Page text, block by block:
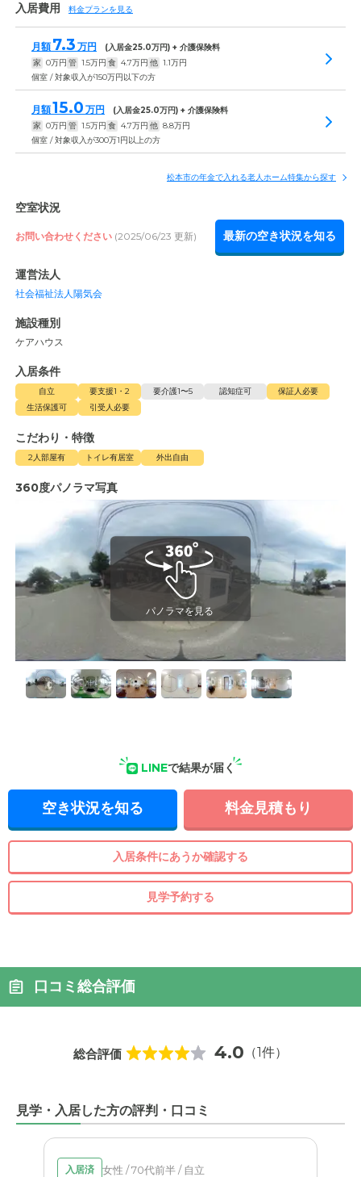
入居費用 料金プランを見る
月額 7.3 万円 (入居金25.0万円) + 介護保険料
家 0万円 管 1.5万円 食 4.7万円 他 1.1万円
個室 / 対象収入が150万円以下の方
月額15.0 万円 (入居金25.0万円) + 介護保険料
家 0万円 管 1.5万円 食 4.7万円 他 8.8万円
個室 / 対象収入が300万1円以上の方
松本市の年金で入れる老人ホーム特集から探す
空室状況
お問い合わせください (2025/06/23 更新) 最新の空き状況を知る
運営法人
社会福祉法人陽気会
施設種別
ケアハウス
入居条件
自立 要支援1・2 要介護1〜5 認知症可
保証人必要
生活保護可
引受人必要
こだわり・特徴
2人部屋有 トイレ有居室 外出自由
360度パノラマ写真
LINEで結果が届く
空き状況を知る 料金見積もり
入居条件にあうか確認する
見学予約する
口コミ総合評価
総合評価 4.0 （1件）
見学・入居した方の評判・口コミ
入居済 女性 / 70代前半 / 自立